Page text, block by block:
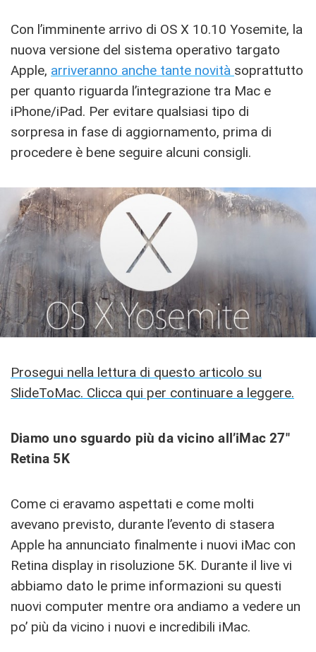
Con l’imminente arrivo di OS X 10.10 Yosemite, la
nuova versione del sistema operativo targato
Apple, arriveranno anche tante novità soprattutto
per quanto riguarda l’integrazione tra Mac e
iPhone/iPad. Per evitare qualsiasi tipo di
sorpresa in fase di aggiornamento, prima di
procedere è bene seguire alcuni consigli.
Prosegui nella lettura di questo articolo su
SlideToMac. Clicca qui per continuare a leggere.
Diamo uno sguardo più da vicino all’iMac 27″
Retina 5K
Come ci eravamo aspettati e come molti
avevano previsto, durante l’evento di stasera
Apple ha annunciato finalmente i nuovi iMac con
Retina display in risoluzione 5K. Durante il live vi
abbiamo dato le prime informazioni su questi
nuovi computer mentre ora andiamo a vedere un
po’ più da vicino i nuovi e incredibili iMac.